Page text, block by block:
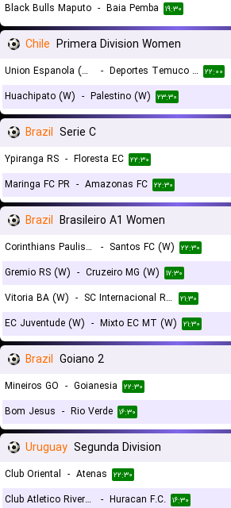
Black Bulls Maputo - Baia Pemba ۱۹:۳۰
Chile Primera Division Women
Union Espanola (W) - Deportes Temuco (W) ۲۲:۰۰
Huachipato (W) - Palestino (W) ۲۳:۳۰
Brazil Serie C
Ypiranga RS - Floresta EC ۲۲:۳۰
Maringa FC PR - Amazonas FC ۲۲:۳۰
Brazil Brasileiro A1 Women
Corinthians Paulista (W) - Santos FC (W) ۲۲:۳۰
Gremio RS (W) - Cruzeiro MG (W) ۱۷:۳۰
Vitoria BA (W) - SC Internacional RS (W) ۲۱:۳۰
EC Juventude (W) - Mixto EC MT (W) ۲۱:۳۰
Brazil Goiano 2
Mineiros GO - Goianesia ۲۲:۳۰
Bom Jesus - Rio Verde ۱۶:۳۰
Uruguay Segunda Division
Club Oriental - Atenas ۲۲:۳۰
Club Atletico River Plate
- Huracan F.C. ۱۶:۳۰